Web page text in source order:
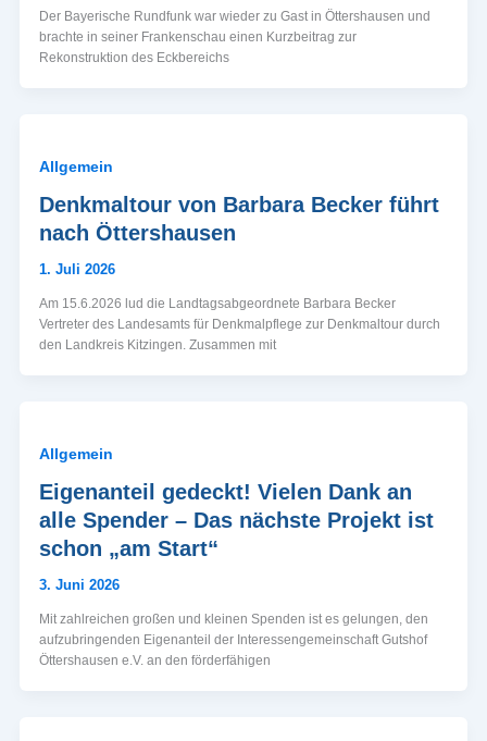
Der Bayerische Rundfunk war wieder zu Gast in Öttershausen und
brachte in seiner Frankenschau einen Kurzbeitrag zur
Rekonstruktion des Eckbereichs
Allgemein
Denkmaltour von Barbara Becker führt
nach Öttershausen
1. Juli 2026
Am 15.6.2026 lud die Landtagsabgeordnete Barbara Becker
Vertreter des Landesamts für Denkmalpflege zur Denkmaltour durch
den Landkreis Kitzingen. Zusammen mit
Allgemein
Eigenanteil gedeckt! Vielen Dank an
alle Spender – Das nächste Projekt ist
schon „am Start“
3. Juni 2026
Mit zahlreichen großen und kleinen Spenden ist es gelungen, den
aufzubringenden Eigenanteil der Interessengemeinschaft Gutshof
Öttershausen e.V. an den förderfähigen